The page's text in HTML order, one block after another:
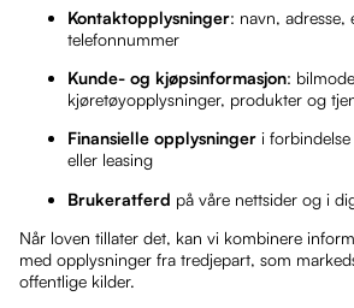
Kontaktopplysninger: navn, adresse,
telefonnummer
Kunde- og kjøpsinformasjon:
kjøretøyopplysninger, produkter og
Finansielle opplysninger i
eller leasing
Brukeratferd på våre nettsider og i
Når loven tillater det, kan vi kombinere
med opplysninger fra tredjepart, som
offentlige kilder.